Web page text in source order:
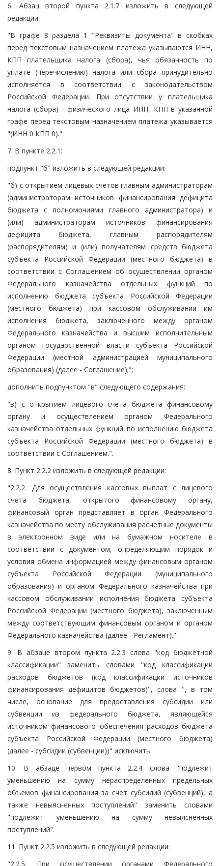
6. Абзац второй пункта 2.1.7 изложить в следующей
редакции:
"В графе 8 раздела 1 "Реквизиты документа" в скобках
перед текстовым назначением платежа указываются ИНН,
КПП плательщика налога (сбора), чья обязанность по
уплате (перечислению) налога или сбора принудительно
исполняется в соответствии с законодательством
Российской Федерации. При отсутствии у плательщика
налога (сбора) - физического лица ИНН, КПП в указанной
графе перед текстовым назначением платежа указывается
"(ИНН 0 КПП 0).".
7. В пункте 2.2.1:
подпункт "б" изложить в следующей редакции:
"б) с открытием лицевых счетов главным администраторам
(администраторам источников финансирования дефицита
бюджета с полномочиями главного администратора) и
(или) администраторам источников финансирования
дефицита бюджета, главным распорядителям
(распорядителям) и (или) получателям средств бюджета
субъекта Российской Федерации (местного бюджета) в
соответствии с Соглашением об осуществлении органом
Федерального казначейства отдельных функций по
исполнению бюджета субъекта Российской Федерации
(местного бюджета) при кассовом обслуживании им
исполнения бюджета, заключенного между органом
Федерального казначейства и высшим исполнительным
органом государственной власти субъекта Российской
Федерации (местной администрацией муниципального
образования) (далее - Соглашение);";
дополнить подпунктом "в" следующего содержания:
"в) с открытием лицевого счета бюджета финансовому
органу и осуществлением органом Федерального
казначейства отдельных функций по исполнению бюджета
субъекта Российской Федерации (местного бюджета) в
соответствии с Соглашением.".
8. Пункт 2.2.2 изложить в следующей редакции:
"2.2.2. Для осуществления кассовых выплат с лицевого
счета бюджета, открытого финансовому органу,
финансовый орган представляет в орган Федерального
казначейства по месту обслуживания расчетные документы
в электронном виде или на бумажном носителе в
соответствии с документом, определяющим порядок и
условия обмена информацией между финансовым органом
субъекта Российской Федерации (муниципального
образования) и органом Федерального казначейства при
кассовом обслуживании исполнения бюджета субъекта
Российской Федерации (местного бюджета), заключенным
между соответствующим финансовым органом и органом
Федерального казначейства (далее - Регламент).".
9. В абзаце втором пункта 2.2.3 слова "код бюджетной
классификации" заменить словами "код классификации
расходов бюджетов (код классификации источников
финансирования дефицитов бюджетов)", слова ", в том
числе, основание для предоставления субсидии или
субвенции из федерального бюджета, являющейся
источником финансового обеспечения расходов бюджета
субъекта Российской Федерации (местного бюджета)
(далее - субсидии (субвенции))" исключить.
10. В абзаце первом пункта 2.2.4 слова "подлежит
уменьшению на сумму нераспределенных предельных
объемов финансирования за счет субсидий (субвенций), а
также невыясненных поступлений" заменить словами
"подлежит уменьшению на сумму невыясненных
поступлений".
11. Пункт 2.2.5 изложить в следующей редакции:
"2.2.5. При осуществлении органами Федерального